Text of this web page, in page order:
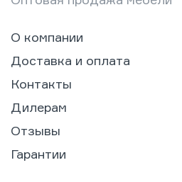
О компании
Доставка и оплата
Контакты
Дилерам
Отзывы
Гарантии